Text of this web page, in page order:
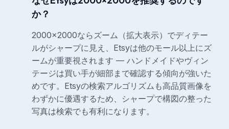
か？
2000×2000ならズーム（拡大表示）でディテー
ルがシャープに見え、Etsyは他のモール以上にズ
ームが重要視されます — ハンドメイドやヴィン
テージは買い手が細部まで確認する傾向が強いた
めです。Etsyの検索アルゴリズムも高品質画像を
わずかに優遇するため、シャープで構図の整った
写真は検索でも有利になります。